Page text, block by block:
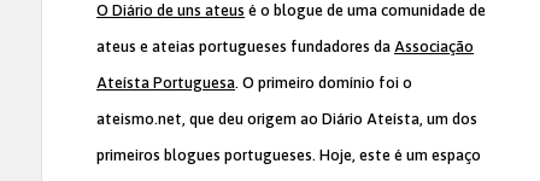
O Diário de uns ateus é o blogue de uma comunidade de
ateus e ateias portugueses fundadores da Associação
Ateísta Portuguesa. O primeiro domínio foi o
ateismo.net, que deu origem ao Diário Ateísta, um dos
primeiros blogues portugueses. Hoje, este é um espaço